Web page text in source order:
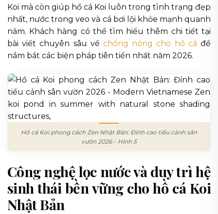
Koi mà còn giúp hồ cá Koi luôn trong tình trạng đẹp
nhất, nước trong veo và cá bơi lội khỏe mạnh quanh
năm. Khách hàng có thể tìm hiểu thêm chi tiết tại
bài viết chuyên sâu về chống nóng cho hồ cá để
nắm bắt các biện pháp tiên tiến nhất năm 2026.
Hồ cá Koi phong cách Zen Nhật Bản: Đỉnh cao tiểu cảnh sân
vườn 2026 – Hình 5
Công nghệ lọc nước và duy trì hệ
sinh thái bền vững cho hồ cá Koi
Nhật Bản